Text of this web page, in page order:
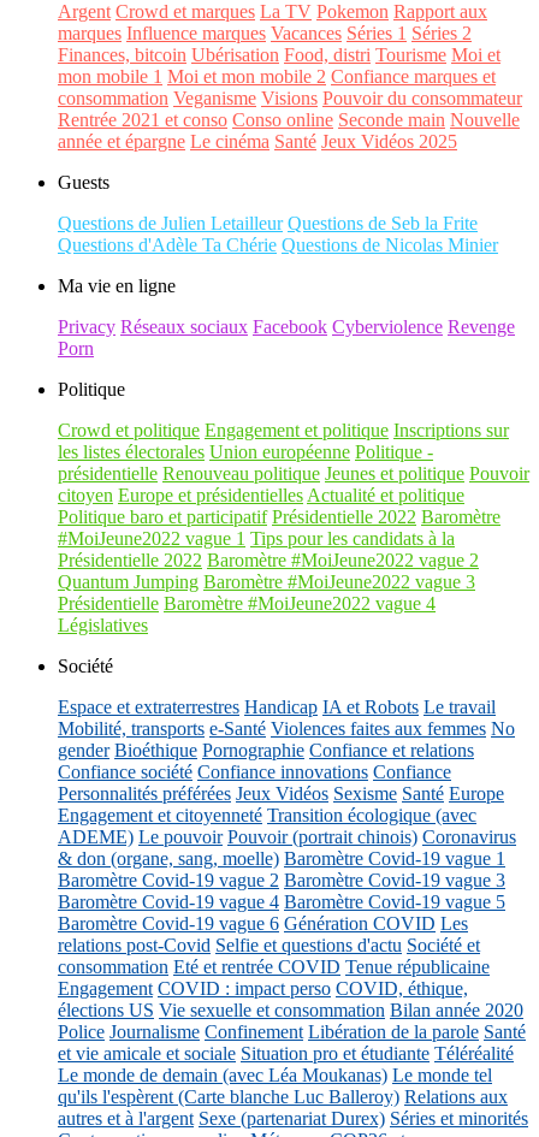
Argent Crowd et marques La TV Pokemon Rapport aux
marques Influence marques Vacances Séries 1 Séries 2
Finances, bitcoin Ubérisation Food, distri Tourisme Moi et
mon mobile 1 Moi et mon mobile 2 Confiance marques et
consommation Veganisme Visions Pouvoir du consommateur
Rentrée 2021 et conso Conso online Seconde main Nouvelle
année et épargne Le cinéma Santé Jeux Vidéos 2025
Guests
Questions de Julien Letailleur Questions de Seb la Frite
Questions d'Adèle Ta Chérie Questions de Nicolas Minier
Ma vie en ligne
Privacy Réseaux sociaux Facebook Cyberviolence Revenge
Porn
Politique
Crowd et politique Engagement et politique Inscriptions sur
les listes électorales Union européenne Politique -
présidentielle Renouveau politique Jeunes et politique Pouvoir
citoyen Europe et présidentielles Actualité et politique
Politique baro et participatif Présidentielle 2022 Baromètre
#MoiJeune2022 vague 1 Tips pour les candidats à la
Présidentielle 2022 Baromètre #MoiJeune2022 vague 2
Quantum Jumping Baromètre #MoiJeune2022 vague 3
Présidentielle Baromètre #MoiJeune2022 vague 4
Législatives
Société
Espace et extraterrestres Handicap IA et Robots Le travail
Mobilité, transports e-Santé Violences faites aux femmes No
gender Bioéthique Pornographie Confiance et relations
Confiance société Confiance innovations Confiance
Personnalités préférées Jeux Vidéos Sexisme Santé Europe
Engagement et citoyenneté Transition écologique (avec
ADEME) Le pouvoir Pouvoir (portrait chinois) Coronavirus
& don (organe, sang, moelle) Baromètre Covid-19 vague 1
Baromètre Covid-19 vague 2 Baromètre Covid-19 vague 3
Baromètre Covid-19 vague 4 Baromètre Covid-19 vague 5
Baromètre Covid-19 vague 6 Génération COVID Les
relations post-Covid Selfie et questions d'actu Société et
consommation Eté et rentrée COVID Tenue républicaine
Engagement COVID : impact perso COVID, éthique,
élections US Vie sexuelle et consommation Bilan année 2020
Police Journalisme Confinement Libération de la parole Santé
et vie amicale et sociale Situation pro et étudiante Téléréalité
Le monde de demain (avec Léa Moukanas) Le monde tel
qu'ils l'espèrent (Carte blanche Luc Balleroy) Relations aux
autres et à l'argent Sexe (partenariat Durex) Séries et minorités